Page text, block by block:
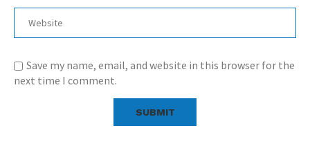
Save my name, email, and website in this browser for the
next time I comment.